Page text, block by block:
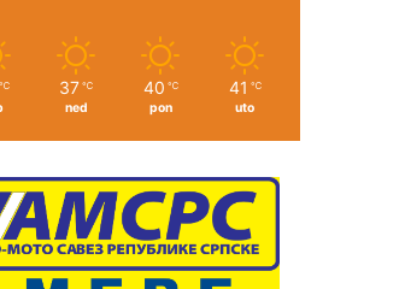
℃ 37 ℃
ned
40 ℃
pon
41 ℃
uto